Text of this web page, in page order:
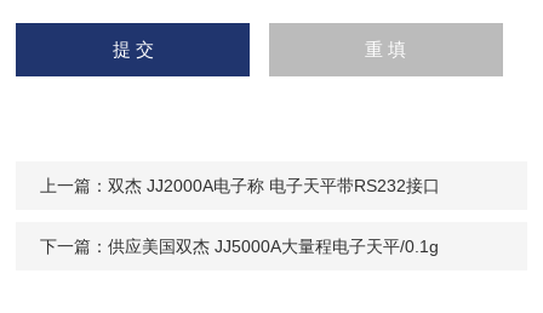
上一篇：双杰 JJ2000A电子称 电子天平带RS232接口
下一篇：供应美国双杰 JJ5000A大量程电子天平/0.1g